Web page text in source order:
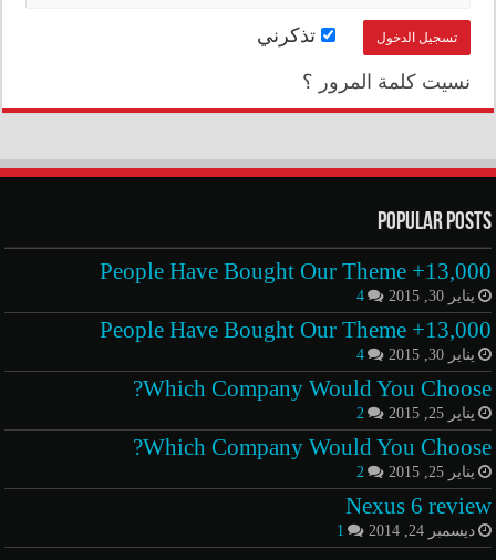
تذكرني
نسيت كلمة المرور ؟
Popular Posts
13,000+ People Have Bought Our Theme
يناير 30, 2015 4
13,000+ People Have Bought Our Theme
يناير 30, 2015 4
Which Company Would You Choose?
يناير 25, 2015 2
Which Company Would You Choose?
يناير 25, 2015 2
Nexus 6 review
ديسمبر 24, 2014 1